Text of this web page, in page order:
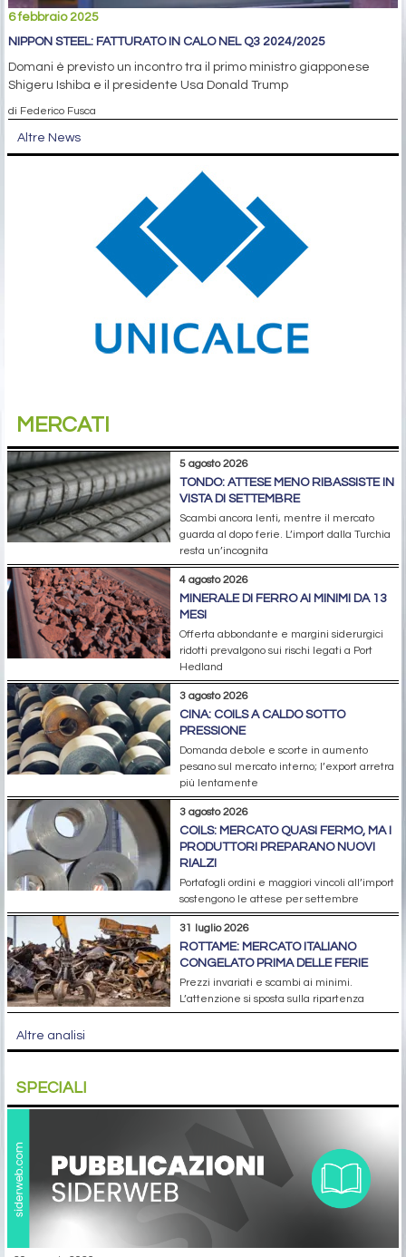
6 febbraio 2025
NIPPON STEEL: FATTURATO IN CALO NEL Q3 2024/2025
Domani è previsto un incontro tra il primo ministro giapponese
Shigeru Ishiba e il presidente Usa Donald Trump
di Federico Fusca
Altre News
MERCATI
5 agosto 2026
TONDO: ATTESE MENO RIBASSISTE IN
VISTA DI SETTEMBRE
Scambi ancora lenti, mentre il mercato
guarda al dopo ferie. L’import dalla Turchia
resta un’incognita
4 agosto 2026
MINERALE DI FERRO AI MINIMI DA 13
MESI
Offerta abbondante e margini siderurgici
ridotti prevalgono sui rischi legati a Port
Hedland
3 agosto 2026
CINA: COILS A CALDO SOTTO
PRESSIONE
Domanda debole e scorte in aumento
pesano sul mercato interno; l’export arretra
più lentamente
3 agosto 2026
COILS: MERCATO QUASI FERMO, MA I
PRODUTTORI PREPARANO NUOVI
RIALZI
Portafogli ordini e maggiori vincoli all’import
sostengono le attese per settembre
31 luglio 2026
ROTTAME: MERCATO ITALIANO
CONGELATO PRIMA DELLE FERIE
Prezzi invariati e scambi ai minimi.
L’attenzione si sposta sulla ripartenza
Altre analisi
SPECIALI